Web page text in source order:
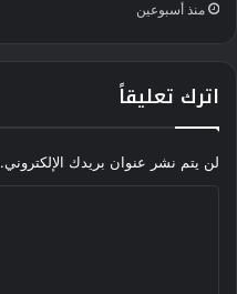
منذ أسبوعين
اترك تعليقاً
لن يتم نشر عنوان بريدك الإلكتروني.